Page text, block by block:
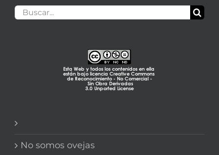
Buscar:
No somos ovejas